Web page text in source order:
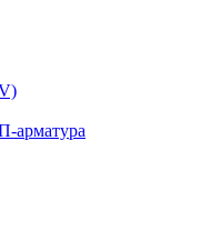
арматура